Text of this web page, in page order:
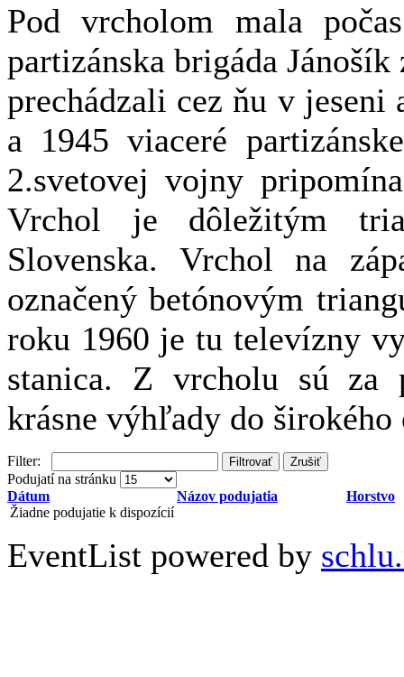
Pod vrcholom mala
partizánska brigáda
prechádzali cez ňu v
a 1945 viaceré
2.svetovej vojny
Vrchol je dôležitým
Slovenska. Vrchol na
označený betónovým
roku 1960 je tu televízny
stanica. Z vrcholu sú za
krásne výhľady do
Filter: Filtrovať Zrušiť
Podujatí na stránku
Dátum
Názov podujatia
Horstvo
Žiadne podujatie k dispozícií
EventList powered by